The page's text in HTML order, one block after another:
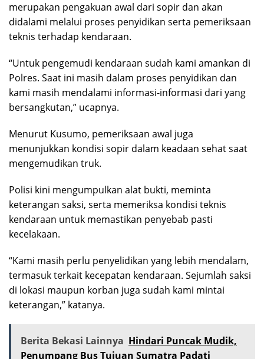
merupakan pengakuan awal dari sopir dan akan
didalami melalui proses penyidikan serta pemeriksaan
teknis terhadap kendaraan.
“Untuk pengemudi kendaraan sudah kami amankan di
Polres. Saat ini masih dalam proses penyidikan dan
kami masih mendalami informasi-informasi dari yang
bersangkutan,” ucapnya.
Menurut Kusumo, pemeriksaan awal juga
menunjukkan kondisi sopir dalam keadaan sehat saat
mengemudikan truk.
Polisi kini mengumpulkan alat bukti, meminta
keterangan saksi, serta memeriksa kondisi teknis
kendaraan untuk memastikan penyebab pasti
kecelakaan.
“Kami masih perlu penyelidikan yang lebih mendalam,
termasuk terkait kecepatan kendaraan. Sejumlah saksi
di lokasi maupun korban juga sudah kami mintai
keterangan,” katanya.
Berita Bekasi Lainnya Hindari Puncak Mudik,
Penumpang Bus Tujuan Sumatra Padati